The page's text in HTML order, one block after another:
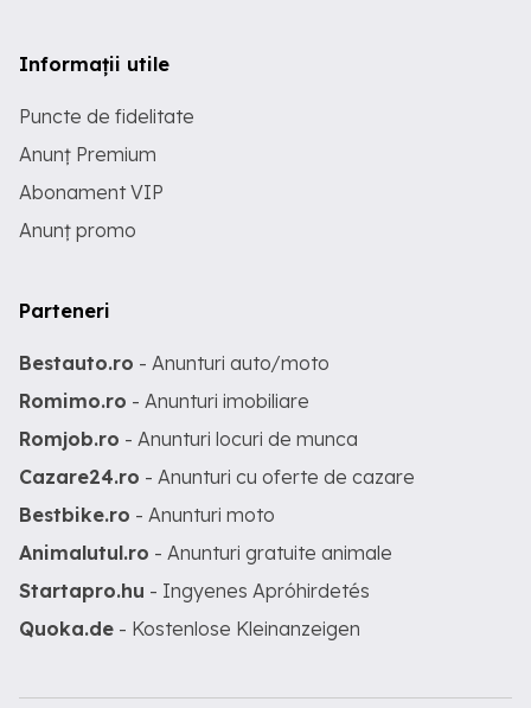
Informații utile
Puncte de fidelitate
Anunț Premium
Abonament VIP
Anunț promo
Parteneri
Bestauto.ro - Anunturi auto/moto
Romimo.ro - Anunturi imobiliare
Romjob.ro - Anunturi locuri de munca
Cazare24.ro - Anunturi cu oferte de cazare
Bestbike.ro - Anunturi moto
Animalutul.ro - Anunturi gratuite animale
Startapro.hu - Ingyenes Apróhirdetés
Quoka.de - Kostenlose Kleinanzeigen